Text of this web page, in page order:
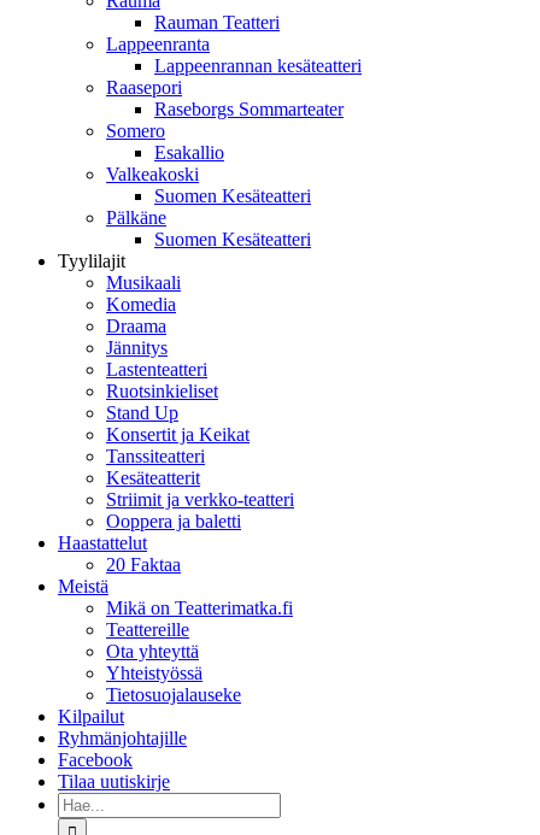
Rauman Teatteri
Lappeenranta
Lappeenrannan kesäteatteri
Raasepori
Raseborgs Sommarteater
Somero
Esakallio
Valkeakoski
Suomen Kesäteatteri
Pälkäne
Suomen Kesäteatteri
Tyylilajit
Musikaali
Komedia
Draama
Jännitys
Lastenteatteri
Ruotsinkieliset
Stand Up
Konsertit ja Keikat
Tanssiteatteri
Kesäteatterit
Striimit ja verkko-teatteri
Ooppera ja baletti
Haastattelut
20 Faktaa
Meistä
Mikä on Teatterimatka.fi
Teattereille
Ota yhteyttä
Yhteistyössä
Tietosuojalauseke
Kilpailut
Ryhmänjohtajille
Facebook
Tilaa uutiskirje
Etsi
...